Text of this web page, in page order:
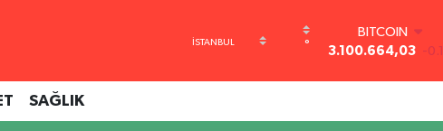
°
BITCOIN
3.100.664,03 -
SAĞLIK